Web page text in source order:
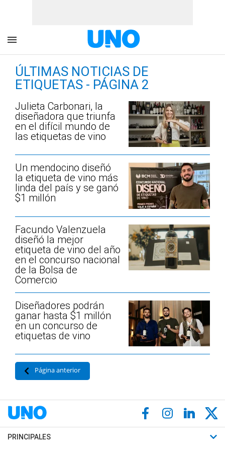
ÚLTIMAS NOTICIAS DE
ETIQUETAS - PÁGINA 2
Julieta Carbonari, la
diseñadora que triunfa
en el difícil mundo de
las etiquetas de vino
Un mendocino diseñó
la etiqueta de vino más
linda del país y se ganó
$1 millón
Facundo Valenzuela
diseñó la mejor
etiqueta de vino del año
en el concurso nacional
de la Bolsa de
Comercio
Diseñadores podrán
ganar hasta $1 millón
en un concurso de
etiquetas de vino
Página anterior
PRINCIPALES